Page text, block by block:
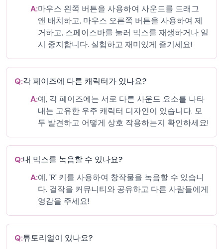
A:마우스 왼쪽 버튼을 사용하여 사운드를 드래그
앤 배치하고, 마우스 오른쪽 버튼을 사용하여 제
거하고, 스페이스바를 눌러 믹스를 재생하거나 일
시 중지합니다. 실험하고 재미있게 즐기세요!
Q:각 페이즈에 다른 캐릭터가 있나요?
A:예, 각 페이즈에는 서로 다른 사운드 요소를 나타
내는 고유한 우주 캐릭터 디자인이 있습니다. 모
두 발견하고 어떻게 상호 작용하는지 확인하세요!
Q:내 믹스를 녹음할 수 있나요?
A:예, 'R' 키를 사용하여 창작물을 녹음할 수 있습니
다. 걸작을 커뮤니티와 공유하고 다른 사람들에게
영감을 주세요!
Q:튜토리얼이 있나요?